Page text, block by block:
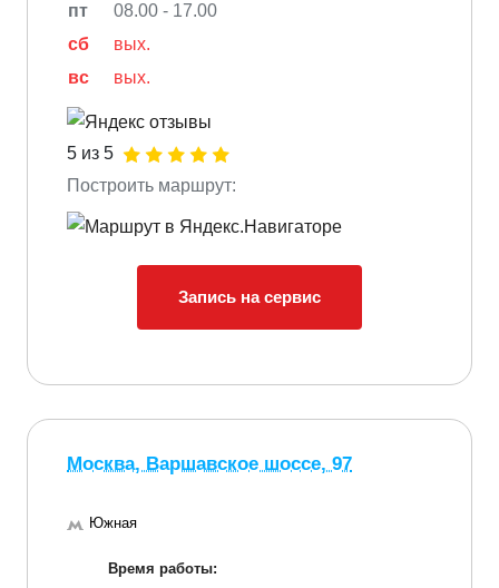
пт
08.00 - 17.00
сб
вых.
вс
вых.
5 из 5
Построить маршрут:
Запись на сервис
Москва, Варшавское шоссе, 97
Южная
Время работы: